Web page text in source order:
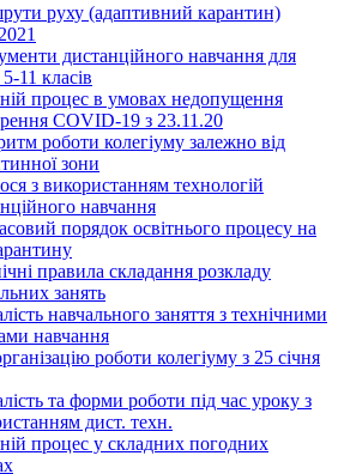
руху (адаптивний карантин)
дистанційного навчання для
11 класів
процес в умовах недопущення
COVID-19 з 23.11.20
роботи колегіуму залежно від
зони
з використанням технологій
навчання
порядок освітнього процесу на
правила складання розкладу
занять
навчального заняття з технічними
навчання
роботи колегіуму з 25 січня
та форми роботи під час уроку з
дист. техн.
процес у складних погодних